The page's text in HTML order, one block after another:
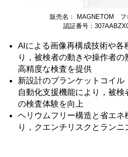
販売名： MAGNETOM フ
認証番号：
AIによる画像再構成技術や各
り，被検者の動きや操作者
高精度な検査を提供
新設計のブランケットコイ
自動化支援機能により，被
の検査体験を向上
ヘリウムフリー構造と省エネ
り，クエンチリスクとラン